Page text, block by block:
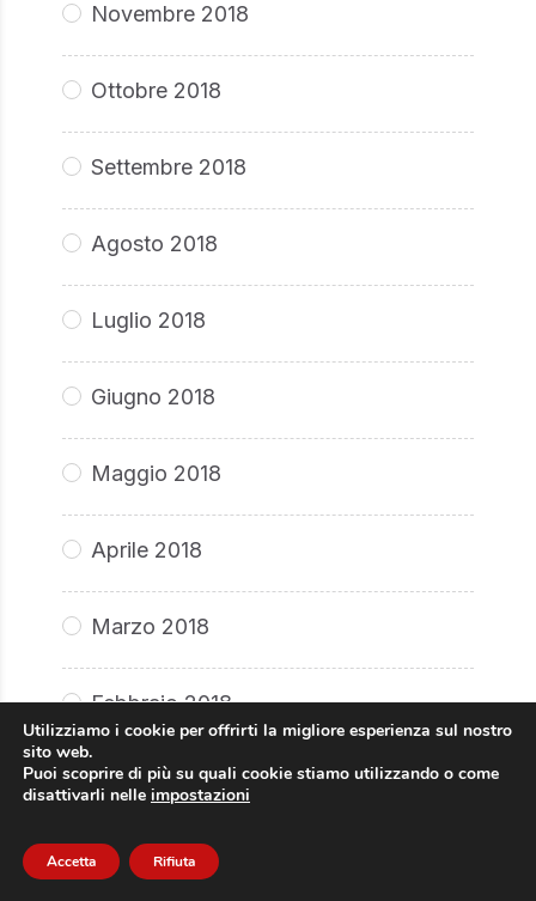
Novembre 2018
Ottobre 2018
Settembre 2018
Agosto 2018
Luglio 2018
Giugno 2018
Maggio 2018
Aprile 2018
Marzo 2018
Febbraio 2018
Gennaio 2018
Dicembre 2017
Utilizziamo i cookie per offrirti la migliore esperienza sul nostro
sito web.
Puoi scoprire di più su quali cookie stiamo utilizzando o come
disattivarli nelle impostazioni
Accetta Rifiuta